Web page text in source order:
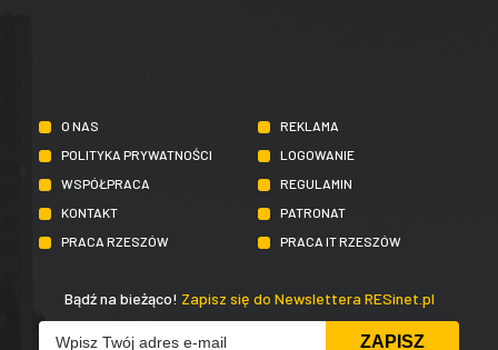
O NAS
REKLAMA
POLITYKA PRYWATNOŚCI
LOGOWANIE
WSPÓŁPRACA
REGULAMIN
KONTAKT
PATRONAT
PRACA RZESZÓW
PRACA IT RZESZÓW
Bądź na bieżąco! Zapisz się do Newslettera RESinet.pl